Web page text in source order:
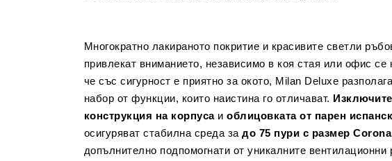
Многократно лакираното покритие и красивите светли
привлекат вниманието, независимо в коя стая или офис
че със сигурност е приятно за окото, Milan Deluxe
набор от функции, които наистина го отличават.
конструкция на корпусаиоблицовката от парен
осигуряват стабилна среда задо 75 пури с размер Corona
допълнително подпомогнати от уникалните вентилационни